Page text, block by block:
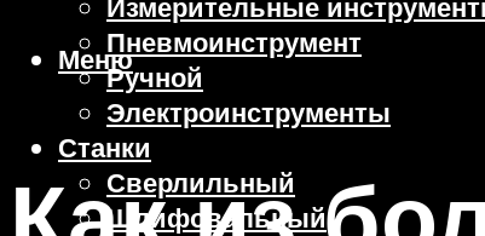
Измерительные
Пневмоинструмент
Ручной
Электроинструменты
Станки
Сверлильный
Шлифовальный
Меню